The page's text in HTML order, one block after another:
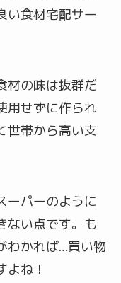
い食材宅配サー
材の味は抜群だ
用せずに作られ
世帯から高い支
ーパーのように
ない点です。も
わかれば…買い物
ね！